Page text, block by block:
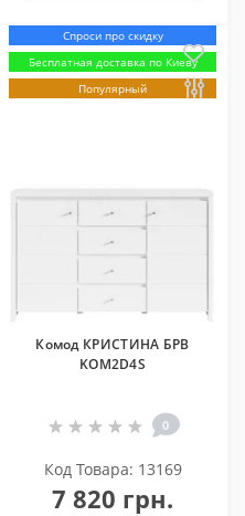
Спроси про скидку
Бесплатная доставка по Киеву
Популярный
Комод КРИСТИНА БРВ
KOM2D4S
0
Код Товара: 13169
7 820 грн.